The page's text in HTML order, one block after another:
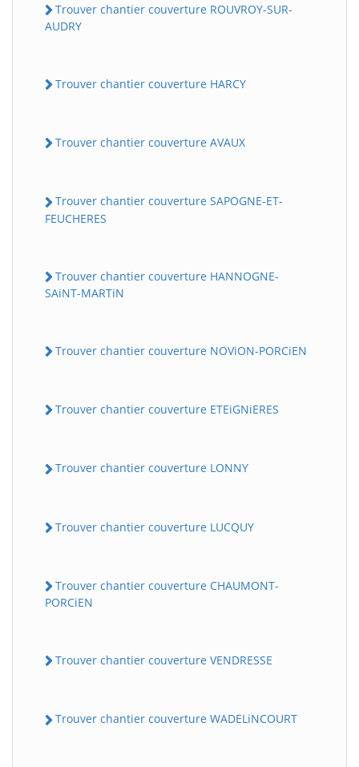
Trouver chantier couverture ROUVROY-SUR-
AUDRY
Trouver chantier couverture HARCY
Trouver chantier couverture AVAUX
Trouver chantier couverture SAPOGNE-ET-
FEUCHERES
Trouver chantier couverture HANNOGNE-
SAiNT-MARTiN
Trouver chantier couverture NOViON-PORCiEN
Trouver chantier couverture ETEiGNiERES
Trouver chantier couverture LONNY
Trouver chantier couverture LUCQUY
Trouver chantier couverture CHAUMONT-
PORCiEN
Trouver chantier couverture VENDRESSE
Trouver chantier couverture WADELiNCOURT